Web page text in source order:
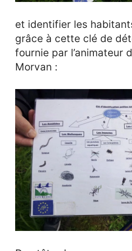
et identifier les
grâce à cette clé de
fournie par l’animateur
Morvan :